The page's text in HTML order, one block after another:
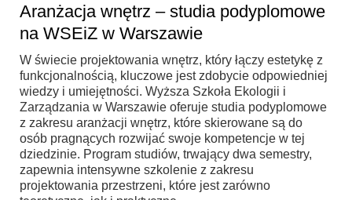
Aranżacja wnętrz – studia podyplomowe
na WSEiZ w Warszawie
W świecie projektowania wnętrz, który łączy estetykę z
funkcjonalnością, kluczowe jest zdobycie odpowiedniej
wiedzy i umiejętności. Wyższa Szkoła Ekologii i
Zarządzania w Warszawie oferuje studia podyplomowe
z zakresu aranżacji wnętrz, które skierowane są do
osób pragnących rozwijać swoje kompetencje w tej
dziedzinie. Program studiów, trwający dwa semestry,
zapewnia intensywne szkolenie z zakresu
projektowania przestrzeni, które jest zarówno